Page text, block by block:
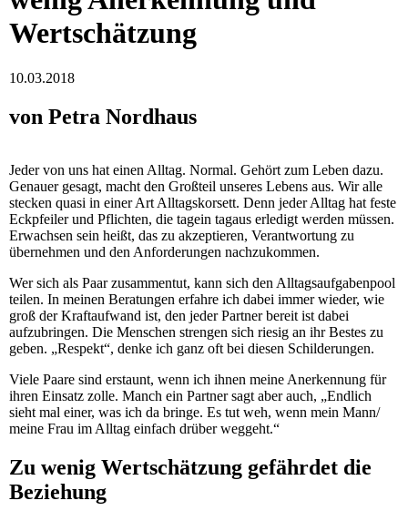
Wertschätzung
10.03.2018
von Petra Nordhaus
Jeder von uns hat einen Alltag. Normal. Gehört zum Leben dazu.
Genauer gesagt, macht den Großteil unseres Lebens aus. Wir alle
stecken quasi in einer Art Alltagskorsett. Denn jeder Alltag hat feste
Eckpfeiler und Pflichten, die tagein tagaus erledigt werden müssen.
Erwachsen sein heißt, das zu akzeptieren, Verantwortung zu
übernehmen und den Anforderungen nachzukommen.
Wer sich als Paar zusammentut, kann sich den Alltagsaufgabenpool
teilen. In meinen Beratungen erfahre ich dabei immer wieder, wie
groß der Kraftaufwand ist, den jeder Partner bereit ist dabei
aufzubringen. Die Menschen strengen sich riesig an ihr Bestes zu
geben. „Respekt“, denke ich ganz oft bei diesen Schilderungen.
Viele Paare sind erstaunt, wenn ich ihnen meine Anerkennung für
ihren Einsatz zolle. Manch ein Partner sagt aber auch, „Endlich
sieht mal einer, was ich da bringe. Es tut weh, wenn mein Mann/
meine Frau im Alltag einfach drüber weggeht.“
Zu wenig Wertschätzung gefährdet die
Beziehung